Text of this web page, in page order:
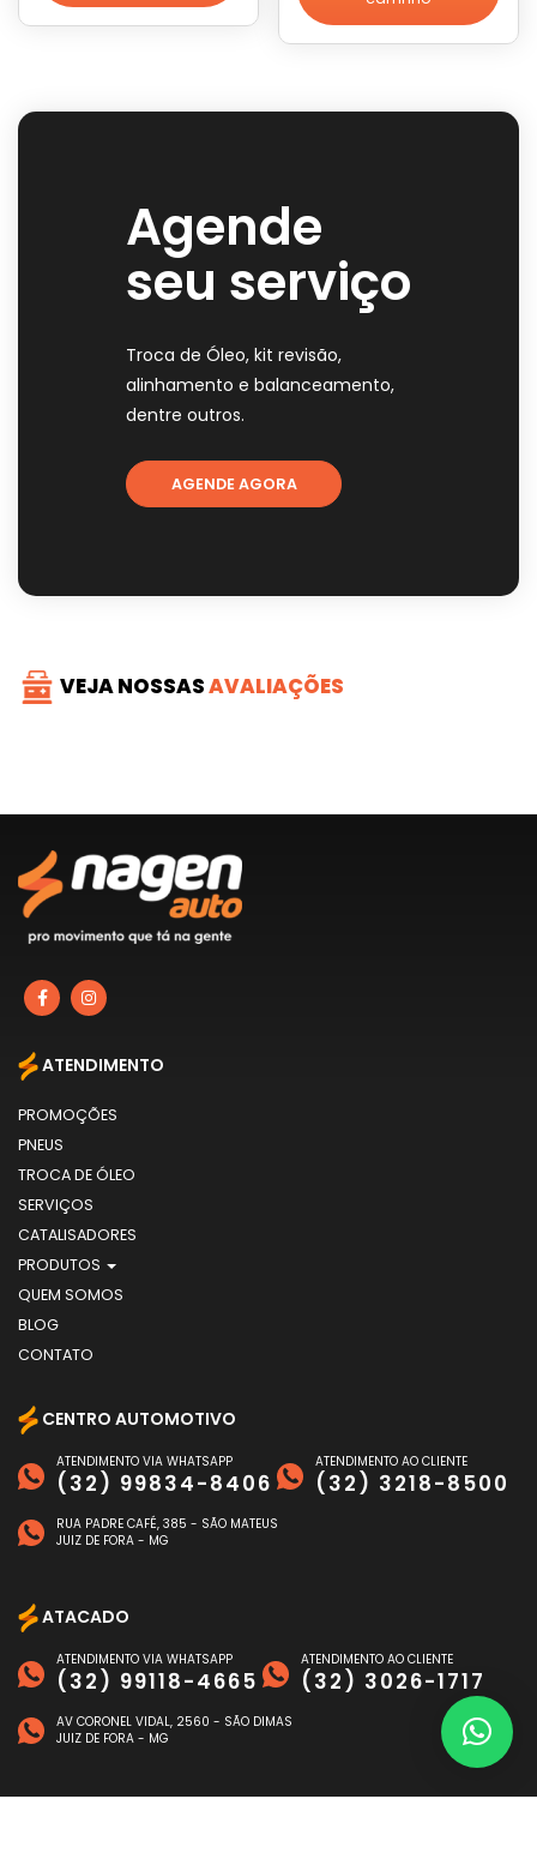
Agende
seu serviço
Troca de Óleo, kit revisão,
alinhamento e balanceamento,
dentre outros.
AGENDE AGORA
VEJA NOSSASAVALIAÇÕES
ATENDIMENTO
PROMOÇÕES
PNEUS
TROCA DE ÓLEO
SERVIÇOS
CATALISADORES
PRODUTOS
QUEM SOMOS
BLOG
CONTATO
CENTRO AUTOMOTIVO
ATENDIMENTO VIA WHATSAPP
(32) 99834-8406
ATENDIMENTO AO CLIENTE
(32) 3218-8500
RUA PADRE CAFÉ, 385 - SÃO MATEUS
JUIZ DE FORA - MG
ATACADO
ATENDIMENTO VIA WHATSAPP
(32) 99118-4665
ATENDIMENTO AO CLIENTE
(32) 3026-1717
AV CORONEL VIDAL, 2560 - SÃO DIMAS
JUIZ DE FORA - MG